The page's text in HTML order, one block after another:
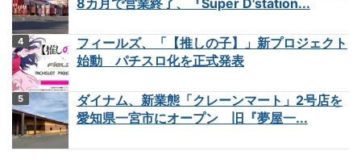
フィールズ、「【推しの子】」新プロジェクト
始動 パチスロ化を正式発表
ダイナム、新業態「クレーンマート」2号店を
愛知県一宮市にオープン 旧『夢屋一...